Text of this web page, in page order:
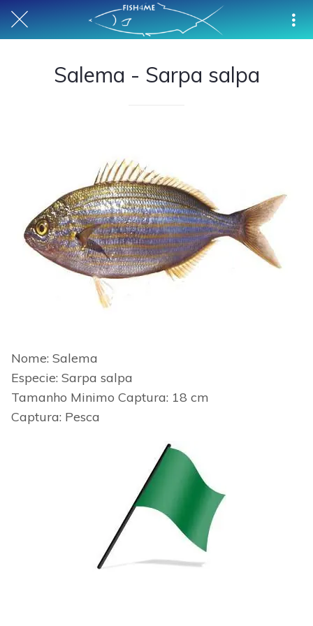
Salema - Sarpa salpa
Nome: Salema
Especie: Sarpa salpa
Tamanho Minimo Captura: 18 cm
Captura: Pesca